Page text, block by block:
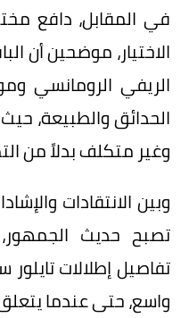
في المقابل، دافع
الاختيار، موضحين أن
الريفي الرومانسي
الحدائق والطبيعة،
وغير متكلف بدلاً من
وبين الانتقادات
تصبح حديث
تفاصيل إطلالات
واسع، حتى عندما